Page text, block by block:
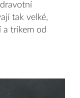
tak velké,
trikem od